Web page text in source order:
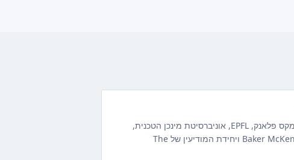
WIPO, WTO, מכון מקס פלאנק, EPFL, אוניברסיטת מינכן הטכנית,
Baker McKenzie, Dennemeyer ויחידת המודיעין של The